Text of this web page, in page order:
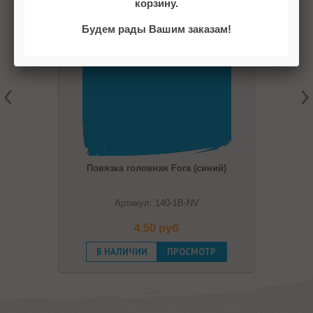
Повязка головная Fora (синий)
Артикул: 140-1B-NV
4.50 pуб
В НАЛИЧИИ
ПРОСМОТР
корзину.
Будем рады Вашим заказам!